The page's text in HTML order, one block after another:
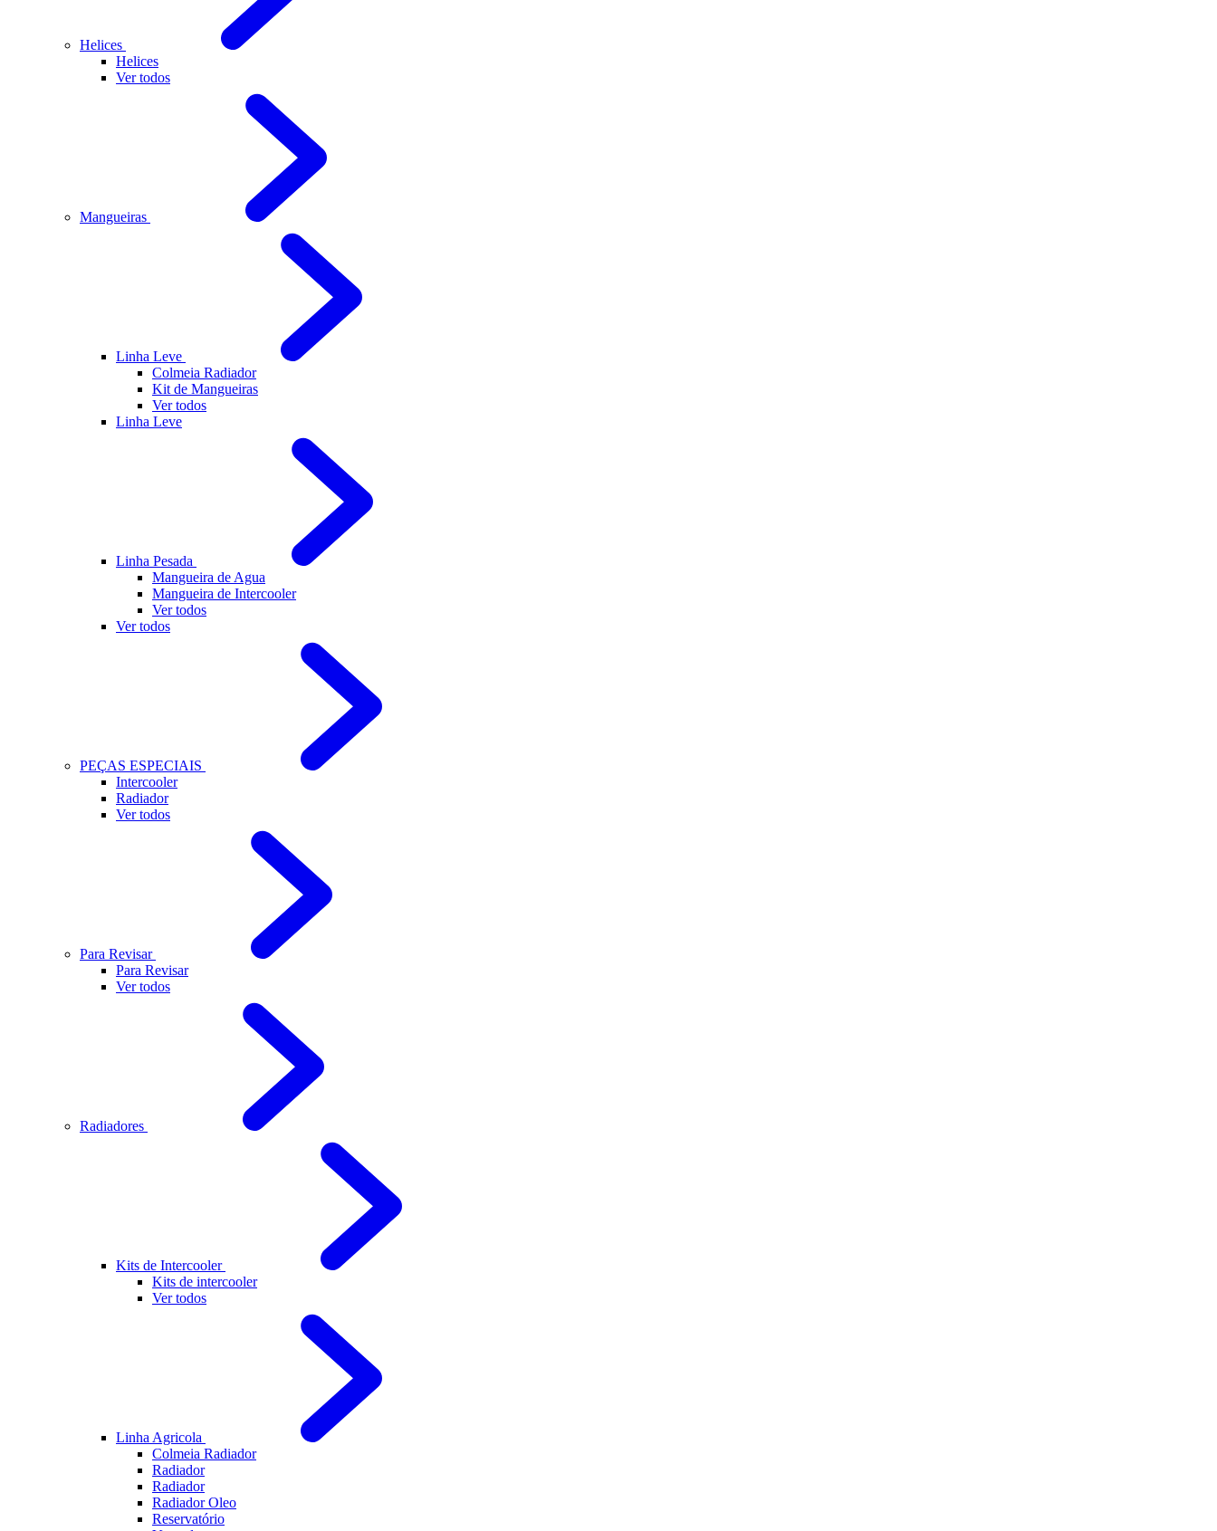
Helices
Helices
Ver todos
Mangueiras
Linha Leve
Colmeia Radiador
Kit de Mangueiras
Ver todos
Linha Leve
Linha Pesada
Mangueira de Agua
Mangueira de Intercooler
Ver todos
Ver todos
PEÇAS ESPECIAIS
Intercooler
Radiador
Ver todos
Para Revisar
Para Revisar
Ver todos
Radiadores
Kits de Intercooler
Kits de intercooler
Ver todos
Linha Agricola
Colmeia Radiador
Radiador
Radiador
Radiador Oleo
Reservatório